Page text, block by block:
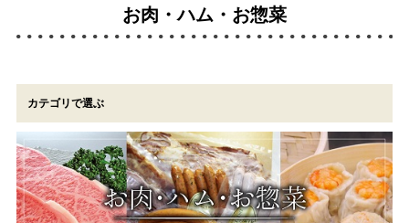
お肉・ハム・お惣菜
カテゴリで選ぶ